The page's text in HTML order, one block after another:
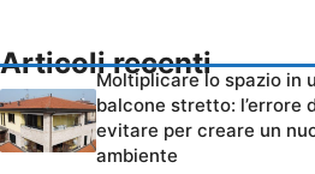
Articoli recenti
Moltiplicare lo spazio in
balcone stretto: l’errore
evitare per creare un
ambiente